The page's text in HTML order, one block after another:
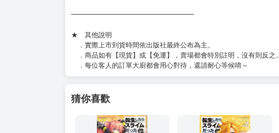
━━━━━━━━━━━━━━━━━━
★ 其他說明
．實際上市到貨時間依出版社最終公布為主。
．商品如有【現貨】或【免運】，賣場都會特別註明，沒有則反之。
．每位客人的訂單大廚都會用心對待，還請耐心等候唷～
猜你喜歡